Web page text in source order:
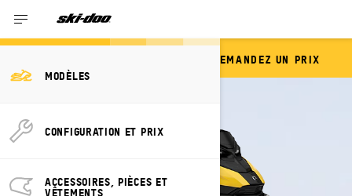
MODÈLES
CONFIGURATION ET PRIX
ACCESSOIRES, PIÈCES ET
VÊTEMENTS
DEMANDEZ UN PRIX